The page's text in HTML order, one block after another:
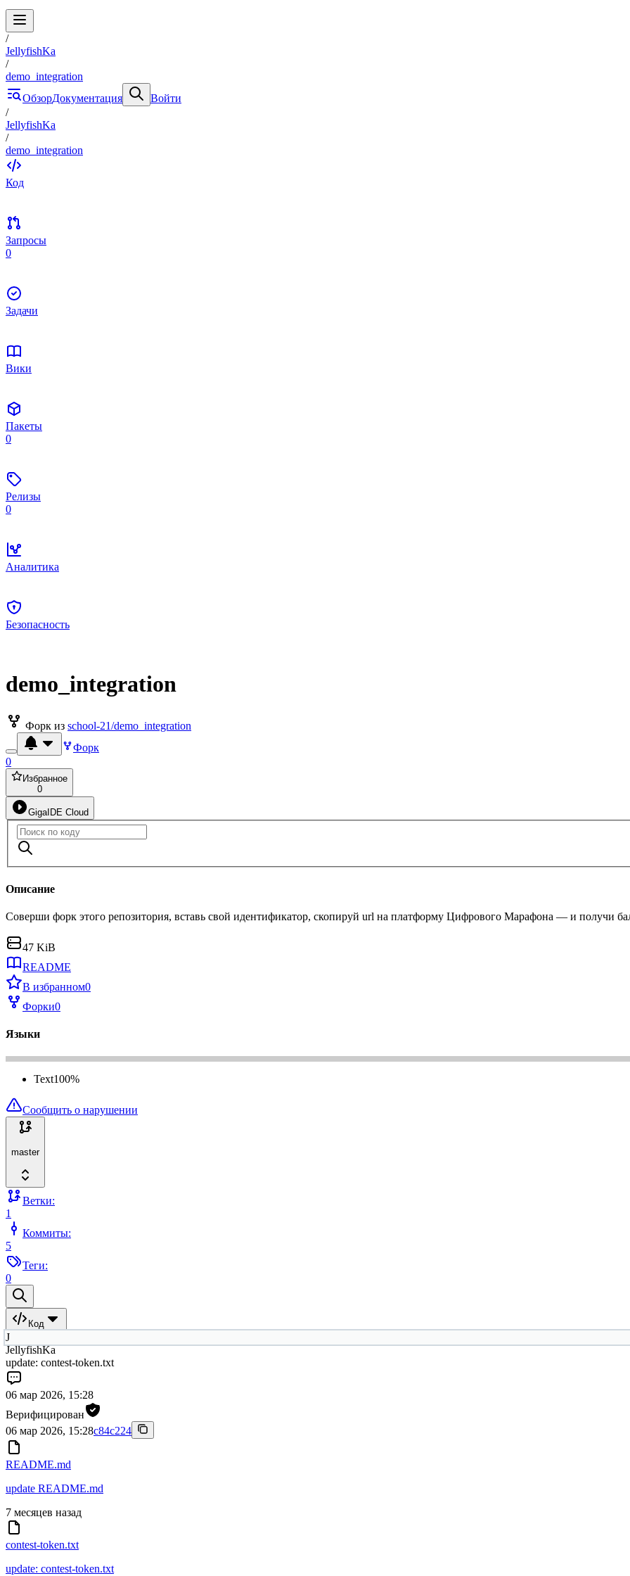
/
JellyfishKa
/
demo_integration
ОбзорДокументация
Войти
/
JellyfishKa
/
demo_integration
Код
Запросы
0
Задачи
Вики
Пакеты
0
Релизы
0
Аналитика
Безопасность
demo_integration
Форк из school-21/demo_integration
Форк
0
Избранное
0
GigaIDE Cloud
Описание
Соверши форк этого репозитория, вставь свой идентификатор, скопируй url на платформу Цифрового Марафона — и получи
47 KiB
README
В избранном0
Форки0
Языки
Text100%
Сообщить о нарушении
master
Ветки:
1
Коммиты:
5
Теги:
0
Код
J
JellyfishKa
update: contest-token.txt
06 мар 2026, 15:28
Верифицирован
06 мар 2026, 15:28c84c224
README.md
update README.md
7 месяцев назад
contest-token.txt
update: contest-token.txt